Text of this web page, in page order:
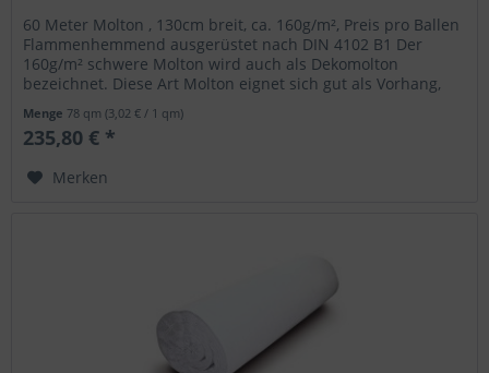
60 Meter Molton , 130cm breit, ca. 160g/m², Preis pro Ballen
Flammenhemmend ausgerüstet nach DIN 4102 B1 Der
160g/m² schwere Molton wird auch als Dekomolton
bezeichnet. Diese Art Molton eignet sich gut als Vorhang,
Menge 78 qm(3,02 € / 1 qm)
235,80 € *
Merken